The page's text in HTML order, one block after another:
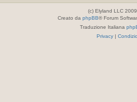
(c) Elyland LLC
Creato da phpBB® Forum
Traduzione Italiana
Privacy |